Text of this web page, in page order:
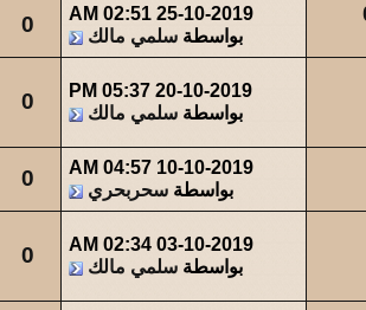
25-10-2019
02:51 AM
بواسطة سلمي مالك 0
20-10-2019
05:37 PM
بواسطة سلمي مالك 0
10-10-2019
04:57 AM
بواسطة سحربحري 0
03-10-2019
02:34 AM
بواسطة سلمي مالك 0